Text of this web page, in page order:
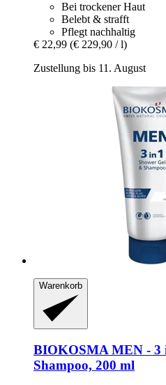
Bei trockener Haut
Belebt & strafft
Pflegt nachhaltig
€ 22,99 (€ 229,90 / l)
Zustellung bis 11. August
Warenkorb
BIOKOSMA MEN -​ 3
Shampoo, 200 ml